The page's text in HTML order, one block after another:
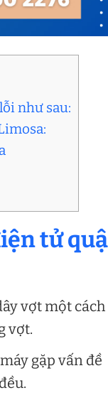
như sau:
tử
vợt một cách
vợt.
gặp vấn đề